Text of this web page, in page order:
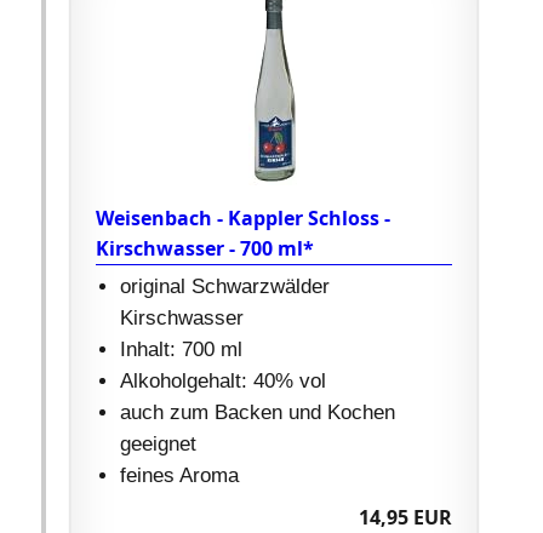
Weisenbach - Kappler Schloss -
Kirschwasser - 700 ml*
original Schwarzwälder
Kirschwasser
Inhalt: 700 ml
Alkoholgehalt: 40% vol
auch zum Backen und Kochen
geeignet
feines Aroma
14,95 EUR